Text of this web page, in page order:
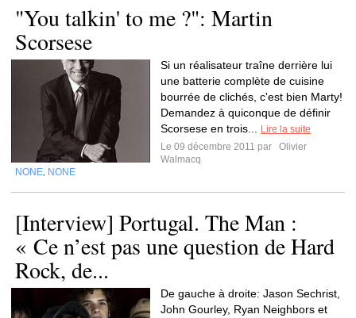
"You talkin' to me ?": Martin
Scorsese
Si un réalisateur traîne derrière lui
une batterie complète de cuisine
bourrée de clichés, c'est bien Marty!
Demandez à quiconque de définir
Scorsese en trois...
Lire la suite
Le 09 décembre 2011 par
Olivier
Walmacq
NONE NONE
[Interview] Portugal. The Man :
« Ce n’est pas une question de Hard
Rock, de...
De gauche à droite: Jason Sechrist,
John Gourley, Ryan Neighbors et